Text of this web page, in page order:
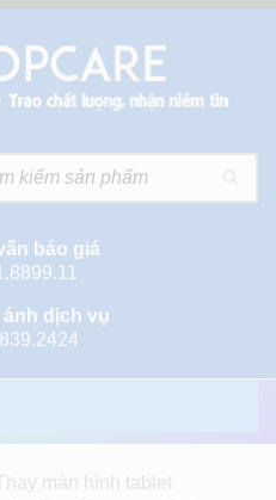
báo giá
ánh dịch vụ
màn hình tablet